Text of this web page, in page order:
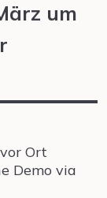
um
Ort
Demo via